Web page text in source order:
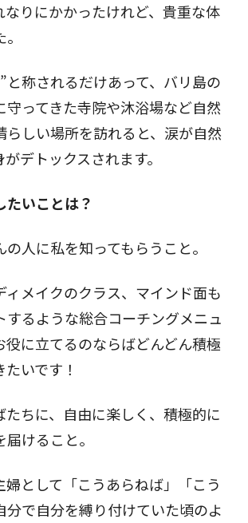
なりにかかったけれど、貴重な体
と称されるだけあって、バリ島の
守ってきた寺院や沐浴場など自然
らしい場所を訪れると、涙が自然
デトックスされます。
たいことは？
人に私を知ってもらうこと。
ィメイクのクラス、マインド面も
するような総合コーチングメニュ
役に立てるのならばどんどん積極
いです！
たちに、自由に楽しく、積極的に
けること。
婦として「こうあらねば」「こう
分で自分を縛り付けていた頃のよ